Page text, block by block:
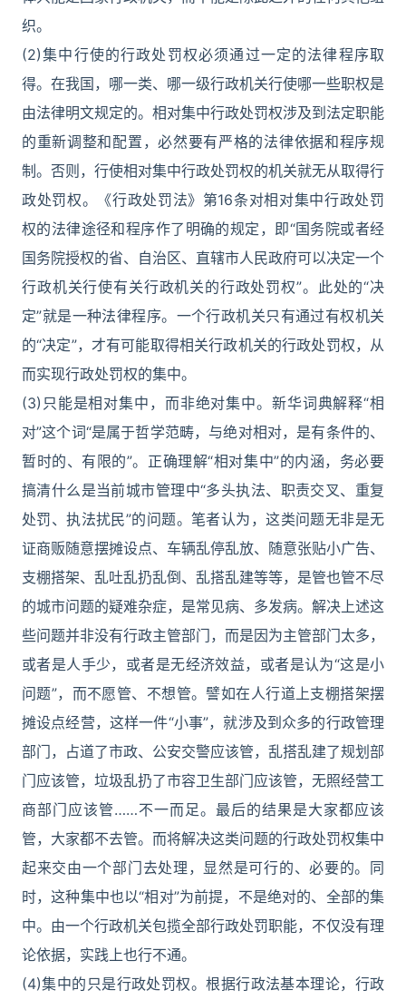
织。
(2)集中行使的行政处罚权必须通过一定的法律程序取
得。在我国，哪一类、哪一级行政机关行使哪一些职权是
由法律明文规定的。相对集中行政处罚权涉及到法定职能
的重新调整和配置，必然要有严格的法律依据和程序规
制。否则，行使相对集中行政处罚权的机关就无从取得行
政处罚权。《行政处罚法》第16条对相对集中行政处罚
权的法律途径和程序作了明确的规定，即“国务院或者经
国务院授权的省、自治区、直辖市人民政府可以决定一个
行政机关行使有关行政机关的行政处罚权”。此处的“决
定”就是一种法律程序。一个行政机关只有通过有权机关
的“决定”，才有可能取得相关行政机关的行政处罚权，从
而实现行政处罚权的集中。
(3)只能是相对集中，而非绝对集中。新华词典解释“相
对”这个词“是属于哲学范畴，与绝对相对，是有条件的、
暂时的、有限的”。正确理解“相对集中”的内涵，务必要
搞清什么是当前城市管理中“多头执法、职责交叉、重复
处罚、执法扰民”的问题。笔者认为，这类问题无非是无
证商贩随意摆摊设点、车辆乱停乱放、随意张贴小广告、
支棚搭架、乱吐乱扔乱倒、乱搭乱建等等，是管也管不尽
的城市问题的疑难杂症，是常见病、多发病。解决上述这
些问题并非没有行政主管部门，而是因为主管部门太多，
或者是人手少，或者是无经济效益，或者是认为“这是小
问题”，而不愿管、不想管。譬如在人行道上支棚搭架摆
摊设点经营，这样一件“小事”，就涉及到众多的行政管理
部门，占道了市政、公安交警应该管，乱搭乱建了规划部
门应该管，垃圾乱扔了市容卫生部门应该管，无照经营工
商部门应该管……不一而足。最后的结果是大家都应该
管，大家都不去管。而将解决这类问题的行政处罚权集中
起来交由一个部门去处理，显然是可行的、必要的。同
时，这种集中也以“相对”为前提，不是绝对的、全部的集
中。由一个行政机关包揽全部行政处罚职能，不仅没有理
论依据，实践上也行不通。
(4)集中的只是行政处罚权。根据行政法基本理论，行政